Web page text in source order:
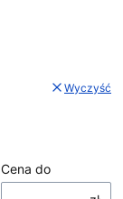
Wyczyść
Cena do